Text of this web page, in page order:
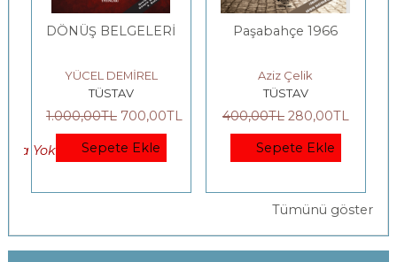
Yok)
DÖNÜŞ BELGELERİ
YÜCEL DEMİREL
TÜSTAV
1.000,00TL 700,00TL
Sepete Ekle
Paşabahçe 1966
Aziz Çelik
TÜSTAV
400,00TL 280,00TL
Sepete Ekle
Tümünü göster